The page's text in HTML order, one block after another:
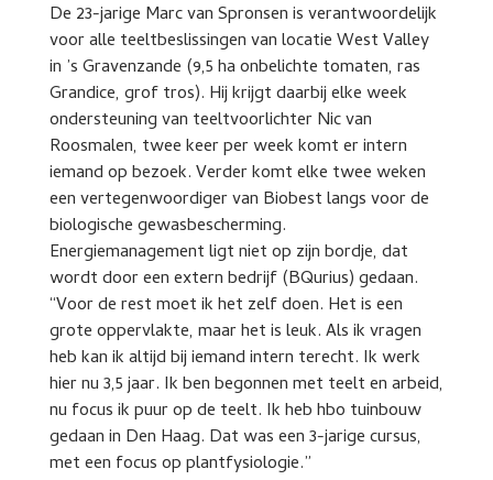
De 23-jarige Marc van Spronsen is verantwoordelijk
voor alle teeltbeslissingen van locatie West Valley
in ’s Gravenzande (9,5 ha onbelichte tomaten, ras
Grandice, grof tros). Hij krijgt daarbij elke week
ondersteuning van teeltvoorlichter Nic van
Roosmalen, twee keer per week komt er intern
iemand op bezoek. Verder komt elke twee weken
een vertegenwoordiger van Biobest langs voor de
biologische gewasbescherming.
Energiemanagement ligt niet op zijn bordje, dat
wordt door een extern bedrijf (BQurius) gedaan.
“Voor de rest moet ik het zelf doen. Het is een
grote oppervlakte, maar het is leuk. Als ik vragen
heb kan ik altijd bij iemand intern terecht. Ik werk
hier nu 3,5 jaar. Ik ben begonnen met teelt en arbeid,
nu focus ik puur op de teelt. Ik heb hbo tuinbouw
gedaan in Den Haag. Dat was een 3-jarige cursus,
met een focus op plantfysiologie.”